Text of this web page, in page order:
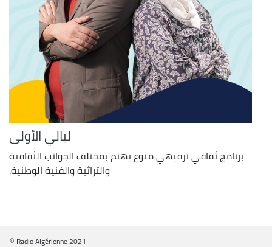
ليالي الأولى
برنامج ثقافي ترفيهي منوع يهتم بمختلف الجوانب الثقافية
والتراثية والفنية الوطنية.
© Radio Algérienne 2021